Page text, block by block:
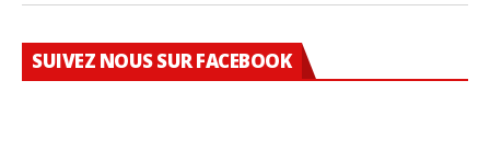
SUIVEZ NOUS SUR FACEBOOK